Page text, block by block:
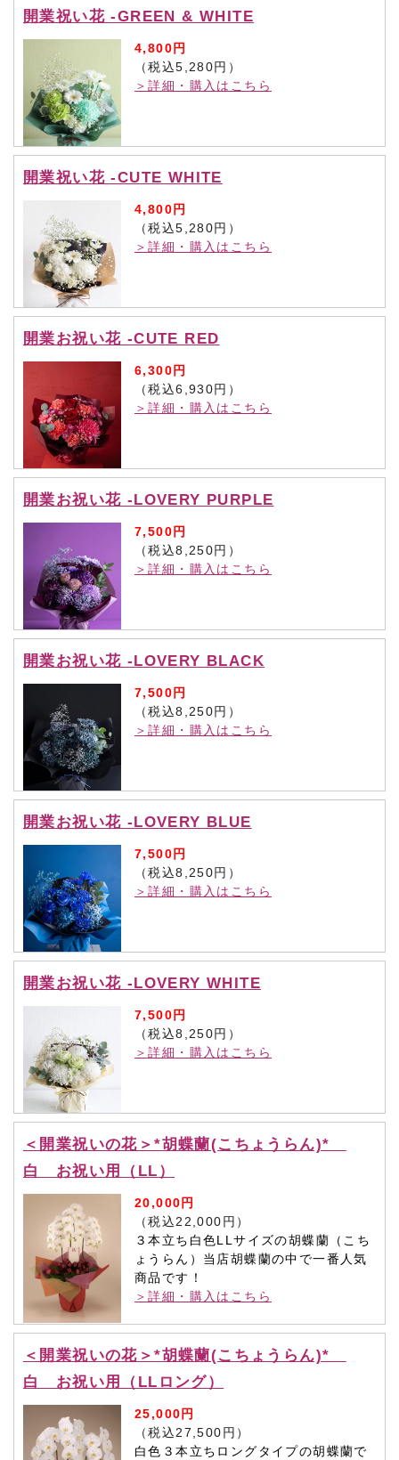
開業祝い花 -GREEN & WHITE
4,800円
（税込5,280円）
＞詳細・購入はこちら
開業祝い花 -CUTE WHITE
4,800円
（税込5,280円）
＞詳細・購入はこちら
開業お祝い花 -CUTE RED
6,300円
（税込6,930円）
＞詳細・購入はこちら
開業お祝い花 -LOVERY PURPLE
7,500円
（税込8,250円）
＞詳細・購入はこちら
開業お祝い花 -LOVERY BLACK
7,500円
（税込8,250円）
＞詳細・購入はこちら
開業お祝い花 -LOVERY BLUE
7,500円
（税込8,250円）
＞詳細・購入はこちら
開業お祝い花 -LOVERY WHITE
7,500円
（税込8,250円）
＞詳細・購入はこちら
＜開業祝いの花＞*胡蝶蘭(こちょうらん)*
白 お祝い用（LL）
20,000円
（税込22,000円）
３本立ち白色LLサイズの胡蝶蘭（こち
ょうらん）当店胡蝶蘭の中で一番人気
商品です！
＞詳細・購入はこちら
＜開業祝いの花＞*胡蝶蘭(こちょうらん)*
白 お祝い用（LLロング）
25,000円
（税込27,500円）
白色３本立ちロングタイプの胡蝶蘭で